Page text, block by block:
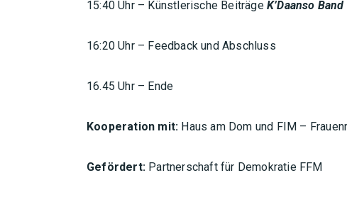
15:40 Uhr – Künstlerische Beiträge K’Daanso Band
16:20 Uhr – Feedback und Abschluss
16.45 Uhr – Ende
Kooperation mit: Haus am Dom und FIM –
Gefördert: Partnerschaft für Demokratie FFM